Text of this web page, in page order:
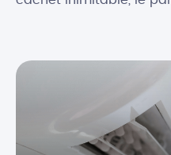
s’adapte à tous les
est le prix de pose au […]